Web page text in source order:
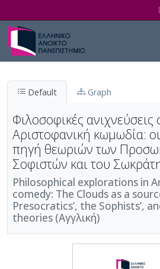
Default Graph
Φιλοσοφικές ανιχνεύσεις
Αριστοφανική κωμωδία:
πηγή θεωριών των
Σοφιστών και του
Philosophical explorations in
comedy: The Clouds as a
Presocratics’, the Sophists’,
theories (Αγγλική)